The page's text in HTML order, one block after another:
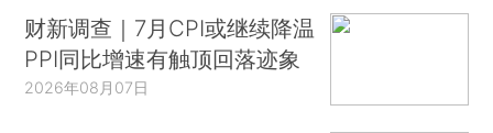
财新调查｜7月CPI或继续降温
PPI同比增速有触顶回落迹象
2026年08月07日